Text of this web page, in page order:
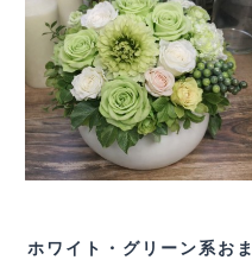
ホワイト・グリーン系おま